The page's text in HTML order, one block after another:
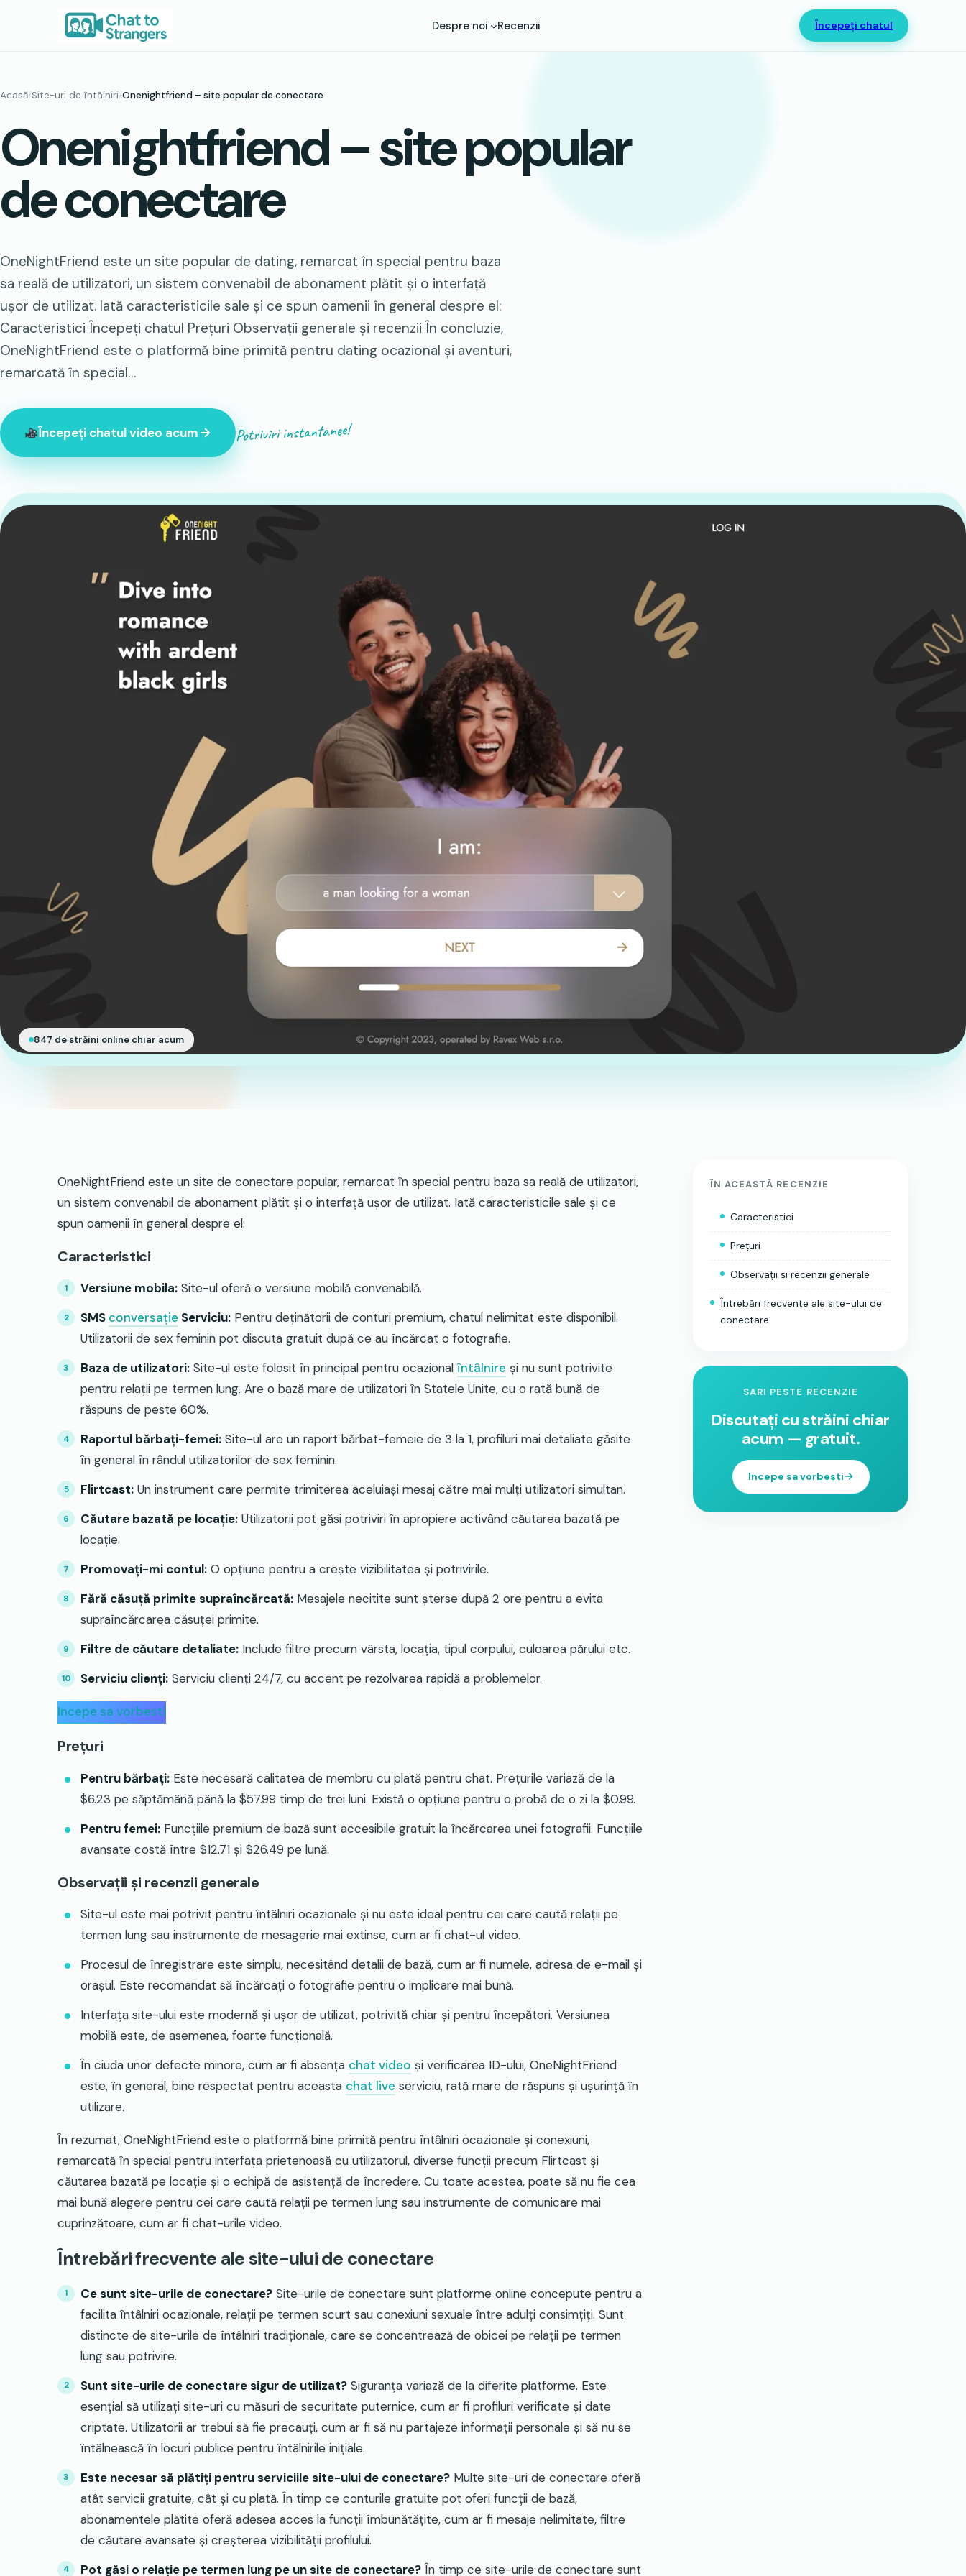
Despre noi Recenzii Începeți chatul
Acasă/Site-uri de întâlniri/Onenightfriend – site popular de conectare
Onenightfriend – site popular
de conectare
OneNightFriend este un site popular de dating, remarcat în special pentru baza
sa reală de utilizatori, un sistem convenabil de abonament plătit și o interfață
ușor de utilizat. Iată caracteristicile sale și ce spun oamenii în general despre el:
Caracteristici Începeți chatul Prețuri Observații generale și recenzii În concluzie,
OneNightFriend este o platformă bine primită pentru dating ocazional și aventuri,
remarcată în special…
Începeți chatul video acum Potriviri instantanee!
847 de străini online chiar acum
OneNightFriend este un site de conectare popular, remarcat în special pentru baza sa reală de utilizatori,
un sistem convenabil de abonament plătit și o interfață ușor de utilizat. Iată caracteristicile sale și ce
spun oamenii în general despre el:
Caracteristici
Versiune mobila: Site-ul oferă o versiune mobilă convenabilă.
SMS conversație Serviciu: Pentru deținătorii de conturi premium, chatul nelimitat este disponibil.
Utilizatorii de sex feminin pot discuta gratuit după ce au încărcat o fotografie.
Baza de utilizatori: Site-ul este folosit în principal pentru ocazional întâlnire și nu sunt potrivite
pentru relații pe termen lung. Are o bază mare de utilizatori în Statele Unite, cu o rată bună de
răspuns de peste 60%​.
Raportul bărbați-femei: Site-ul are un raport bărbat-femeie de 3 la 1, profiluri mai detaliate găsite
în general în rândul utilizatorilor de sex feminin.
Flirtcast: Un instrument care permite trimiterea aceluiași mesaj către mai mulți utilizatori simultan.
Căutare bazată pe locație: Utilizatorii pot găsi potriviri în apropiere activând căutarea bazată pe
locație.
Promovați-mi contul: O opțiune pentru a crește vizibilitatea și potrivirile.
Fără căsuță primite supraîncărcată: Mesajele necitite sunt șterse după 2 ore pentru a evita
supraîncărcarea căsuței primite.
Filtre de căutare detaliate: Include filtre precum vârsta, locația, tipul corpului, culoarea părului etc.
Serviciu clienți: Serviciu clienți 24/7, cu accent pe rezolvarea rapidă a problemelor.
Incepe sa vorbesti
Prețuri
Pentru bărbați: Este necesară calitatea de membru cu plată pentru chat. Prețurile variază de la
$6.23 pe săptămână până la $57.99 timp de trei luni. Există o opțiune pentru o probă de o zi la $0.99​.
Pentru femei: Funcțiile premium de bază sunt accesibile gratuit la încărcarea unei fotografii. Funcțiile
avansate costă între $12.71 și $26.49 pe lună.
Observații și recenzii generale
Site-ul este mai potrivit pentru întâlniri ocazionale și nu este ideal pentru cei care caută relații pe
termen lung sau instrumente de mesagerie mai extinse, cum ar fi chat-ul video.
Procesul de înregistrare este simplu, necesitând detalii de bază, cum ar fi numele, adresa de e-mail și
orașul. Este recomandat să încărcați o fotografie pentru o implicare mai bună.
Interfața site-ului este modernă și ușor de utilizat, potrivită chiar și pentru începători. Versiunea
mobilă este, de asemenea, foarte funcțională.
În ciuda unor defecte minore, cum ar fi absența chat video și verificarea ID-ului, OneNightFriend
este, în general, bine respectat pentru aceasta chat live serviciu, rată mare de răspuns și ușurință în
utilizare.
În rezumat, OneNightFriend este o platformă bine primită pentru întâlniri ocazionale și conexiuni,
remarcată în special pentru interfața prietenoasă cu utilizatorul, diverse funcții precum Flirtcast și
căutarea bazată pe locație și o echipă de asistență de încredere. Cu toate acestea, poate să nu fie cea
mai bună alegere pentru cei care caută relații pe termen lung sau instrumente de comunicare mai
cuprinzătoare, cum ar fi chat-urile video.
Întrebări frecvente ale site-ului de conectare
Ce sunt site-urile de conectare? Site-urile de conectare sunt platforme online concepute pentru a
facilita întâlniri ocazionale, relații pe termen scurt sau conexiuni sexuale între adulți consimțiți. Sunt
distincte de site-urile de întâlniri tradiționale, care se concentrează de obicei pe relații pe termen
lung sau potrivire.
Sunt site-urile de conectare sigur de utilizat? Siguranța variază de la diferite platforme. Este
esențial să utilizați site-uri cu măsuri de securitate puternice, cum ar fi profiluri verificate și date
criptate. Utilizatorii ar trebui să fie precauți, cum ar fi să nu partajeze informații personale și să nu se
întâlnească în locuri publice pentru întâlnirile inițiale.
Este necesar să plătiți pentru serviciile site-ului de conectare? Multe site-uri de conectare oferă
atât servicii gratuite, cât și cu plată. În timp ce conturile gratuite pot oferi funcții de bază,
abonamentele plătite oferă adesea acces la funcții îmbunătățite, cum ar fi mesaje nelimitate, filtre
de căutare avansate și creșterea vizibilității profilului.
Pot găsi o relație pe termen lung pe un site de conectare? În timp ce site-urile de conectare sunt
ÎN ACEASTĂ RECENZIE
Caracteristici
Prețuri
Observații și recenzii generale
Întrebări frecvente ale site-ului de
conectare
SARI PESTE RECENZIE
Discutați cu străini chiar
acum — gratuit.
Incepe sa vorbesti